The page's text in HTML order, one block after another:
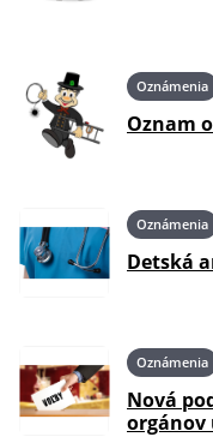
Oznámenia
Oznam
Oznámenia
Detská
Oznámenia
Nová
orgánov